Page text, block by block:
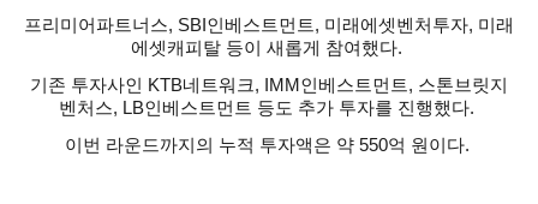
프리미어파트너스, SBI인베스트먼트, 미래에셋벤처투자, 미래
에셋캐피탈 등이 새롭게 참여했다.
기존 투자사인 KTB네트워크, IMM인베스트먼트, 스톤브릿지
벤처스, LB인베스트먼트 등도 추가 투자를 진행했다.
이번 라운드까지의 누적 투자액은 약 550억 원이다.